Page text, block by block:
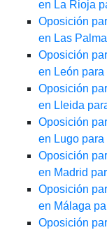
en La Rioja
Oposición
en Las
Oposición
en León para
Oposición
en Lleida
Oposición
en Lugo para
Oposición
en Madrid
Oposición
en Málaga
Oposición